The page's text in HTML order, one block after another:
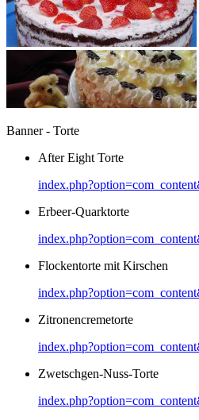
Banner - Torte
After Eight Torte
Erbeer-Quarktorte
Flockentorte mit Kirschen
Zitronencremetorte
Zwetschgen-Nuss-Torte